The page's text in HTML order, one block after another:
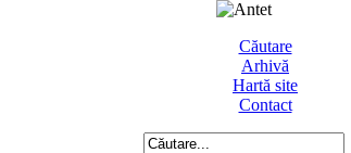
Căutare
Arhivă
Hartă site
Contact